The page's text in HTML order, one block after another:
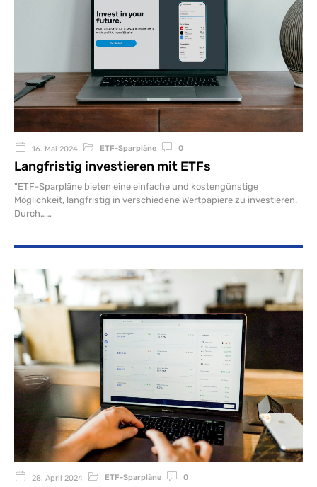
16. Mai 2024 ETF-Sparpläne 0
Langfristig investieren mit ETFs
"ETF-Sparpläne bieten eine einfache und kostengünstige
Möglichkeit, langfristig in verschiedene Wertpapiere zu investieren.
Durch…
28. April 2024 ETF-Sparpläne 0